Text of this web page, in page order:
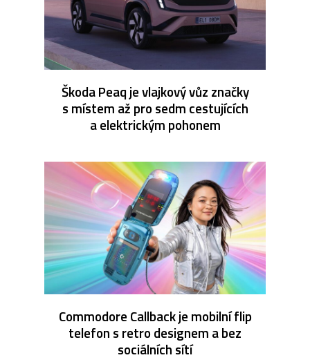
Škoda Peaq je vlajkový vůz značky
s místem až pro sedm cestujících
a elektrickým pohonem
Commodore Callback je mobilní flip
telefon s retro designem a bez
sociálních sítí